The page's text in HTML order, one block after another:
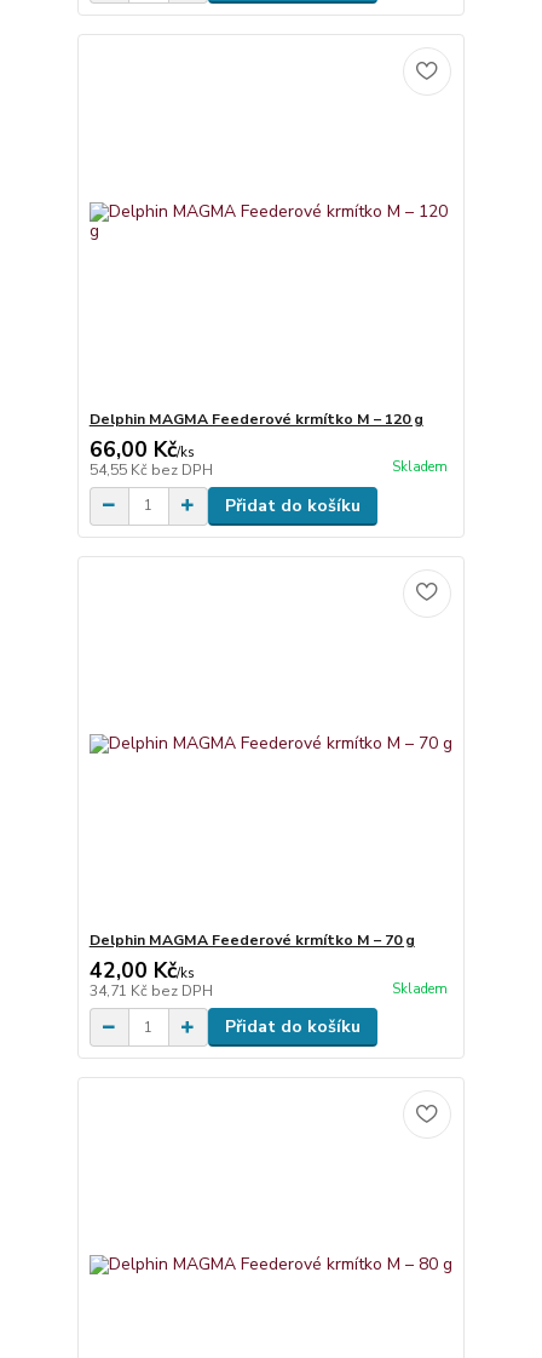
Delphin MAGMA Feederové krmítko M – 120 g
66,00 Kč/ks
54,55 Kč bez DPH Skladem
Přidat do košíku
Delphin MAGMA Feederové krmítko M – 70 g
42,00 Kč/ks
34,71 Kč bez DPH Skladem
Přidat do košíku